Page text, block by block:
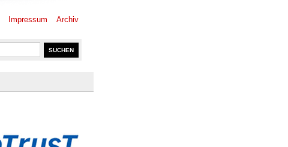
Impressum Archiv